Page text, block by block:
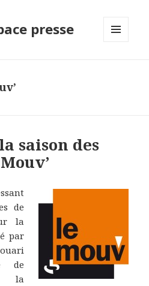
presse
saison des
de
la
par
de
la